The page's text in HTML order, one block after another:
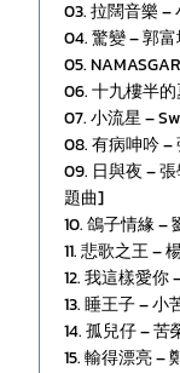
03. 拉闊音樂 –
04. 驚變 – 郭
05.
06. 十九樓半
07. 小流星 –
08. 有病呻吟 –
09. 日與夜 –
題曲]
10. 鴿子情緣 –
11. 悲歌之王 –
12. 我這樣愛你
13. 睡王子 –
14. 孤兒仔 –
15. 輸得漂亮 –